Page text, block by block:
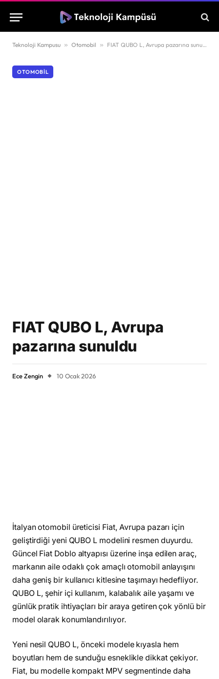
Teknoloji Kampusu » Otomobil » FIAT QUBO L, Avrupa pazarına sunuldu
OTOMOBIL
FIAT QUBO L, Avrupa
pazarına sunuldu
Ece Zengin 10 Ocak 2026
İtalyan otomobil üreticisi Fiat, Avrupa pazarı için
geliştirdiği yeni QUBO L modelini resmen duyurdu.
Güncel Fiat Doblo altyapısı üzerine inşa edilen araç,
markanın aile odaklı çok amaçlı otomobil anlayışını
daha geniş bir kullanıcı kitlesine taşımayı hedefliyor.
QUBO L, şehir içi kullanım, kalabalık aile yaşamı ve
günlük pratik ihtiyaçları bir araya getiren çok yönlü bir
model olarak konumlandırılıyor.
Yeni nesil QUBO L, önceki modele kıyasla hem
boyutları hem de sunduğu esneklikle dikkat çekiyor.
Fiat, bu modelle kompakt MPV segmentinde daha